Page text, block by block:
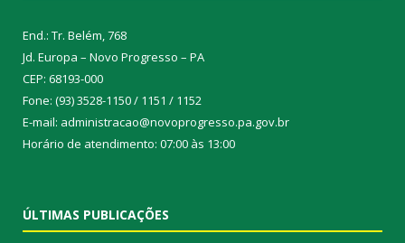
End.: Tr. Belém, 768
Jd. Europa – Novo Progresso – PA
CEP: 68193-000
Fone: (93) 3528-1150 / 1151 / 1152
E-mail: administracao@novoprogresso.pa.gov.br
Horário de atendimento: 07:00 às 13:00
ÚLTIMAS PUBLICAÇÕES